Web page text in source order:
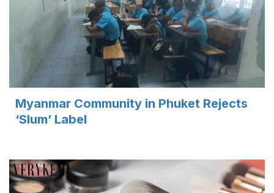
Myanmar Community in Phuket Rejects
‘Slum’ Label